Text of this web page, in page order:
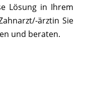
Lösung in Ihrem
ärztin Sie
und beraten.